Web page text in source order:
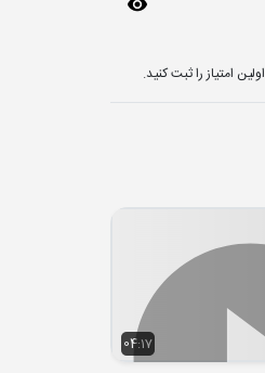
اولین امتیاز را ثبت کنید.
04:17